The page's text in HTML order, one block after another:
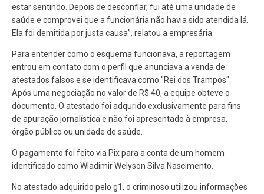
estar sentindo. Depois de desconfiar, fui até uma unidade de
saúde e comprovei que a funcionária não havia sido atendida lá.
Ela foi demitida por justa causa”, relatou a empresária.
Para entender como o esquema funcionava, a reportagem
entrou em contato com o perfil que anunciava a venda de
atestados falsos e se identificava como "Rei dos Trampos".
Após uma negociação no valor de R$ 40, a equipe obteve o
documento. O atestado foi adqurido exclusivamente para fins
de apuração jornalística e não foi apresentado à empresa,
órgão público ou unidade de saúde.
O pagamento foi feito via Pix para a conta de um homem
identificado como Wladimir Welyson Silva Nascimento.
No atestado adquirido pelo g1, o criminoso utilizou informações